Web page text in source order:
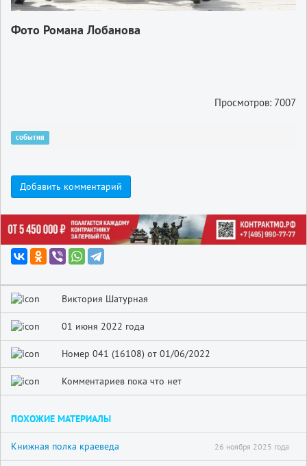
Фото Романа Лобанова
Просмотров: 7007
события
Добавить комментарий
Виктория Шатурная
01 июня 2022 года
Номер 041 (16108) от 01/06/2022
Комментариев пока что нет
ПОХОЖИЕ МАТЕРИАЛЫ
Книжная полка краеведа 26 ноября 2025 года